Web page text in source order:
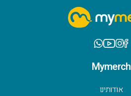
Mymerch
אודותינו